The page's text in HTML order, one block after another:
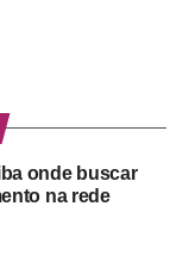
onde buscar
na rede